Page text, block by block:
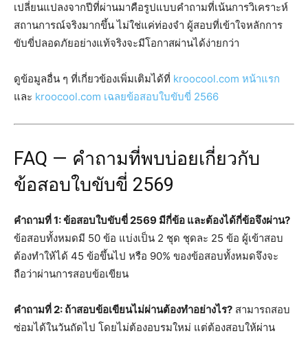
เปลี่ยนแปลงจากปีที่ผ่านมาคือรูปแบบคำถามที่เน้นการวิเคราะห์
สถานการณ์จริงมากขึ้น ไม่ใช่แค่ท่องจำ ผู้สอบที่เข้าใจหลักการ
ขับขี่ปลอดภัยอย่างแท้จริงจะมีโอกาสผ่านได้ง่ายกว่า
ดูข้อมูลอื่น ๆ ที่เกี่ยวข้องเพิ่มเติมได้ที่ kroocool.com หน้าแรก
และ kroocool.com เฉลยข้อสอบใบขับขี่ 2566
FAQ — คำถามที่พบบ่อยเกี่ยวกับ
ข้อสอบใบขับขี่ 2569
คำถามที่ 1: ข้อสอบใบขับขี่ 2569 มีกี่ข้อ และต้องได้กี่ข้อจึงผ่าน?
ข้อสอบทั้งหมดมี 50 ข้อ แบ่งเป็น 2 ชุด ชุดละ 25 ข้อ ผู้เข้าสอบ
ต้องทำให้ได้ 45 ข้อขึ้นไป หรือ 90% ของข้อสอบทั้งหมดจึงจะ
ถือว่าผ่านการสอบข้อเขียน
คำถามที่ 2: ถ้าสอบข้อเขียนไม่ผ่านต้องทำอย่างไร? สามารถสอบ
ซ่อมได้ในวันถัดไป โดยไม่ต้องอบรมใหม่ แต่ต้องสอบให้ผ่าน